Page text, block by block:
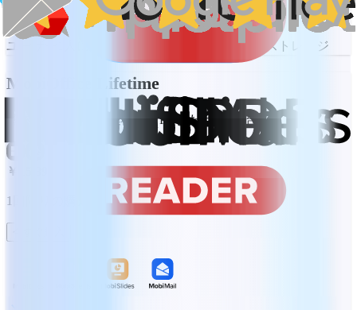
ユーザー1人につき50GBのMobiDriveクラウドストレージ
MobiOffice Lifetime
基本的な事務・編集機能、PCまたはMac 1台
￥15,890
1回限りの購入